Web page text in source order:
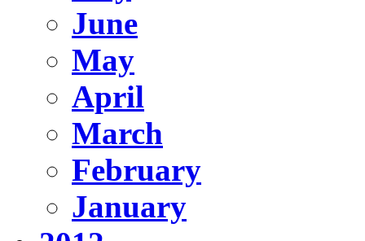
June
May
April
March
February
January